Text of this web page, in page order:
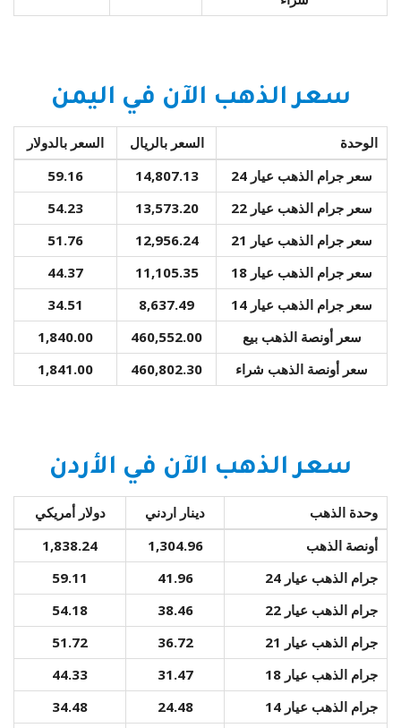
سعر الذهب الآن في اليمن
الوحدة السعر بالريال
السعر بالدولار
سعر جرام الذهب عيار 24
14,807.13
59.16
سعر جرام الذهب عيار 22
13,573.20
54.23
سعر جرام الذهب عيار 21
12,956.24
51.76
سعر جرام الذهب عيار 18
11,105.35
44.37
سعر جرام الذهب عيار 14
8,637.49
34.51
سعر أونصة الذهب بيع
460,552.00
1,840.00
سعر أونصة الذهب شراء
460,802.30
1,841.00
سعر الذهب الآن في الأردن
وحدة الذهب دينار اردني
دولار أمريكي
أونصة الذهب
1,304.96
1,838.24
جرام الذهب عيار 24
41.96
59.11
جرام الذهب عيار 22
38.46
54.18
جرام الذهب عيار 21
36.72
51.72
جرام الذهب عيار 18
31.47
44.33
جرام الذهب عيار 14
24.48
34.48